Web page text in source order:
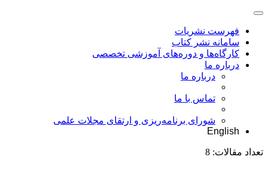
فهرست نشریات
سامانه نشر کتاب
کارگاه‌ها و دوره‌های آموزشی تخصصی
درباره ما
درباره ما
تماس با ما
شورای برنامه‌ریزی و ارتقای مجلات علمی
English
تعداد مقالات: 8